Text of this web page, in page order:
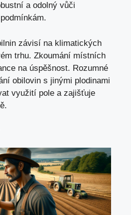
a odolný vůči
závisí na klimatických
trhu. Zkoumání místních
na úspěšnost. Rozumné
obilovin s jinými plodinami
využití pole a zajišťuje